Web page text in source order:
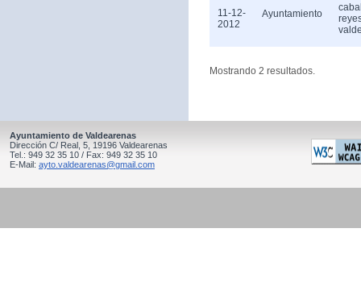
11-12-
2012
Ayuntamiento
Mostrando 2 resultados.
Ayuntamiento de Valdearenas
Dirección C/ Real, 5, 19196 Valdearenas
Tel.: 949 32 35 10 / Fax: 949 32 35 10
E-Mail: ayto.valdearenas@gmail.com